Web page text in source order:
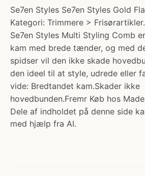
Se7en Styles Se7en Styles Gold
Kategori: Trimmere >
Se7en Styles Multi Styling Comb
kam med brede tænder, og med
spidser vil den ikke skade
den ideel til at style, udrede eller
vide: Bredtandet kam.Skader ikke
hovedbunden.Fremr Køb hos
Dele af indholdet på denne side
med hjælp fra AI.